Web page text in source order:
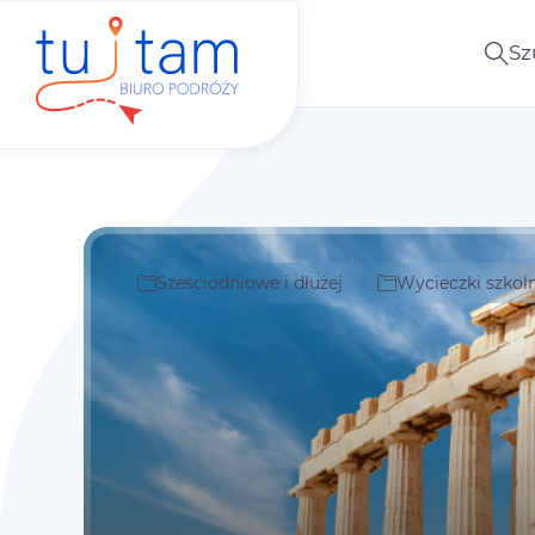
Sześciodniowe i dłużej Wycieczki